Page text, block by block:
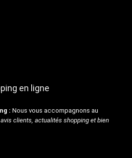
en ligne
: Nous vous accompagnons au
avis clients, actualités shopping et bien